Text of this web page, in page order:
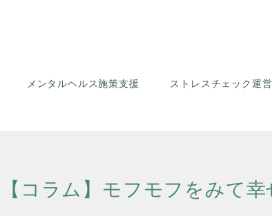
メンタルヘルス施策支援 ストレスチェック運
【コラム】モフモフをみて